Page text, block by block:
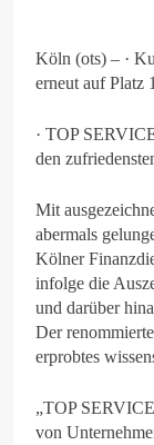
Köln (ots) – ·
erneut auf Platz 1
· TOP
den
Mit
abermals
Kölner
infolge die
und darüber
Der
erprobtes
„TOP
von